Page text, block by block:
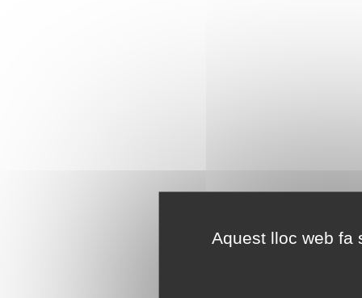
Aquest lloc web fa